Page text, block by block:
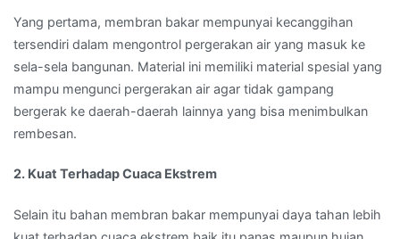
Yang pertama, membran bakar mempunyai kecanggihan
tersendiri dalam mengontrol pergerakan air yang masuk ke
sela-sela bangunan. Material ini memiliki material spesial yang
mampu mengunci pergerakan air agar tidak gampang
bergerak ke daerah-daerah lainnya yang bisa menimbulkan
rembesan.
2. Kuat Terhadap Cuaca Ekstrem
Selain itu bahan membran bakar mempunyai daya tahan lebih